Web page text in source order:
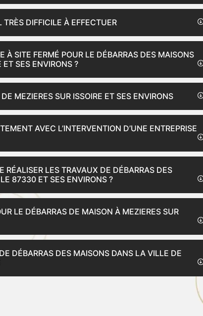
DIFFICILE À EFFECTUER
À SITE FERMÉ POUR LE DÉBARRAS DES MAISONS
SES ENVIRONS ?
MEZIERES SUR ISSOIRE ET SES ENVIRONS
AVEC L’INTERVENTION D’UNE ENTREPRISE
LES TRAVAUX DE DÉBARRAS DES
87330 ET SES ENVIRONS ?
LE DÉBARRAS DE MAISON À MEZIERES SUR
DÉBARRAS DES MAISONS DANS LA VILLE DE